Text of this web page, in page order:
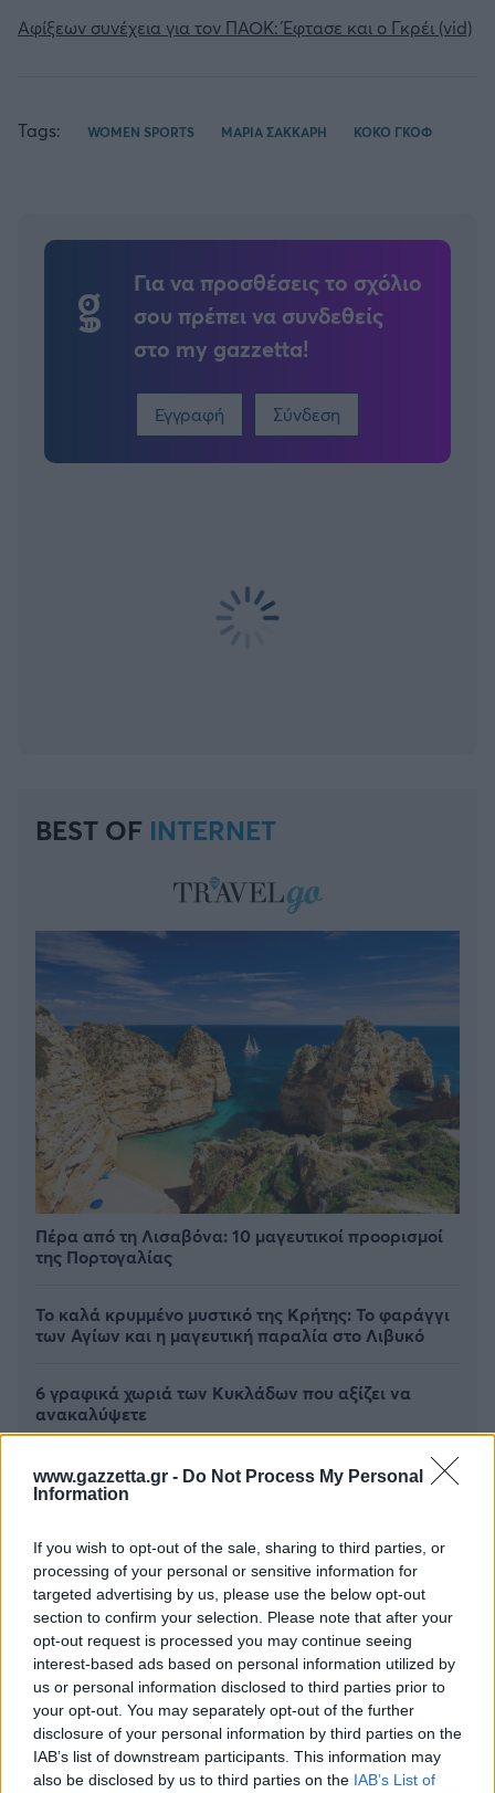
www.gazzetta.gr - Do Not Process My Personal
Information
If you wish to opt-out of the sale, sharing to third parties, or
processing of your personal or sensitive information for
targeted advertising by us, please use the below opt-out
section to confirm your selection. Please note that after your
opt-out request is processed you may continue seeing
interest-based ads based on personal information utilized by
us or personal information disclosed to third parties prior to
your opt-out. You may separately opt-out of the further
disclosure of your personal information by third parties on the
IAB’s list of downstream participants. This information may
also be disclosed by us to third parties on the IAB’s List of
Αφίξεων συνέχεια για τον ΠΑΟΚ: Έφτασε και ο Γκρέι (vid)
Tags: WOMEN SPORTS ΜΑΡΙΑ ΣΑΚΚΑΡΗ ΚΟΚΟ ΓΚΟΦ
Για να προσθέσεις το σχόλιο
σου πρέπει να συνδεθείς
στο my gazzetta!
Εγγραφή Σύνδεση
BEST OF INTERNET
Πέρα από τη Λισαβόνα: 10 μαγευτικοί προορισμοί
της Πορτογαλίας
Το καλά κρυμμένο μυστικό της Κρήτης: Το φαράγγι
των Αγίων και η μαγευτική παραλία στο Λιβυκό
6 γραφικά χωριά των Κυκλάδων που αξίζει να
ανακαλύψετε